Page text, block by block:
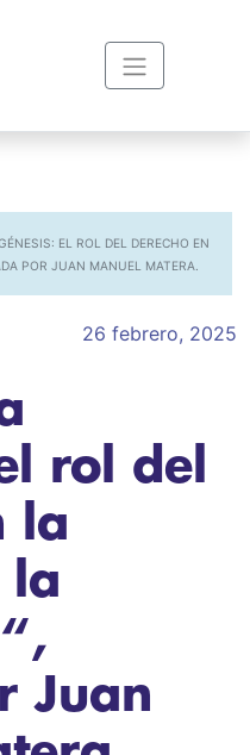
EL ROL DEL DERECHO EN
POR JUAN MANUEL MATERA.
26 febrero, 2025
rol del
la
la
Juan